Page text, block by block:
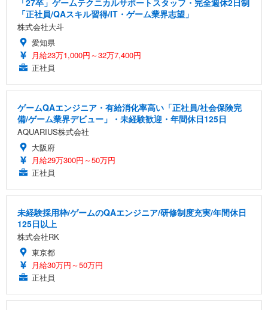
「正社員/QAスキル習得/IT・ゲーム業界志望」
株式会社大斗
愛知県
月給23万1,000円～32万7,400円
正社員
ゲームQAエンジニア・有給消化率高い「正社員/社会保険完
備/ゲーム業界デビュー」・未経験歓迎・年間休日125日
AQUARIUS株式会社
大阪府
月給29万300円～50万円
正社員
未経験採用枠/ゲームのQAエンジニア/研修制度充実/年間休日
125日以上
株式会社RK
東京都
月給30万円～50万円
正社員